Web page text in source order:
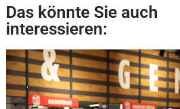
Das könnte Sie auch
interessieren: